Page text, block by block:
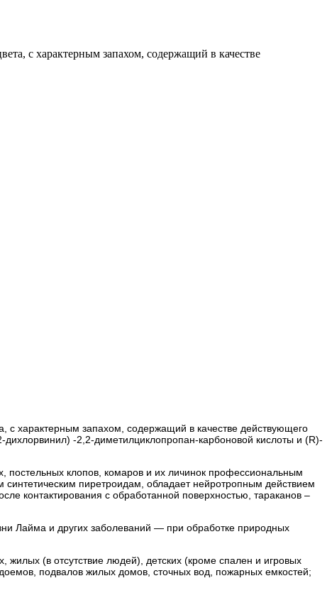
с характерным запахом, содержащий в качестве
с характерным запахом, содержащий в качестве действующего
-2,2-диметилциклопропан-карбоновой кислоты и (R)-
постельных клопов, комаров и их личинок профессиональным
синтетическим пиретроидам, обладает нейротропным действием
контактирования с обработанной поверхностью, тараканов –
Лайма и других заболеваний — при обработке природных
(в отсутствие людей), детских (кроме спален и игровых
подвалов жилых домов, сточных вод, пожарных емкостей;